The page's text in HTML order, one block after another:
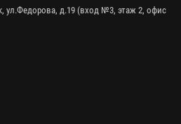
ул.Федорова, д.19 (вход №3, этаж 2, офис